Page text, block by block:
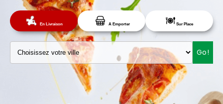
LA CARTE
VOTRE COMPTE
NOTRE RESTAURANT
MENTIONS LÉGALES
En Livraison A Emporter Sur Place
Go!